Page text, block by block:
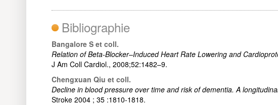
Bibliographie
Bangalore S et coll.
Relation of Beta-Blocker–Induced Heart Rate Lowering and
J Am Coll Cardiol., 2008;52:1482–9.
Chengxuan Qiu et coll.
Decline in blood pressure over time and risk of dementia. A
Stroke 2004 ; 35 :1810-1818.